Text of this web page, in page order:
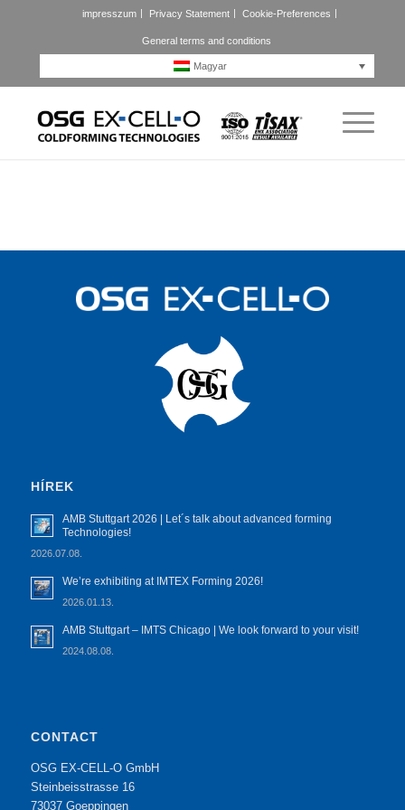
impresszum Privacy Statement Cookie-Preferences
General terms and conditions
Magyar
HÍREK
AMB Stuttgart 2026 | Let´s talk about advanced forming
Technologies!
2026.07.08.
We’re exhibiting at IMTEX Forming 2026!
2026.01.13.
AMB Stuttgart – IMTS Chicago | We look forward to your visit!
2024.08.08.
CONTACT
OSG EX-CELL-O GmbH
Steinbeisstrasse 16
73037 Goeppingen